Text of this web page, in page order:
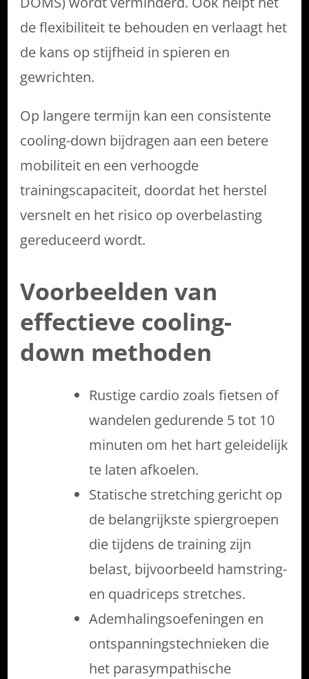
de flexibiliteit te behouden en verlaagt het
de kans op stijfheid in spieren en
gewrichten.
Op langere termijn kan een consistente
cooling-down bijdragen aan een betere
mobiliteit en een verhoogde
trainingscapaciteit, doordat het herstel
versnelt en het risico op overbelasting
gereduceerd wordt.
Voorbeelden van
effectieve cooling-
down methoden
Rustige cardio zoals fietsen of
wandelen gedurende 5 tot 10
minuten om het hart geleidelijk
te laten afkoelen.
Statische stretching gericht op
de belangrijkste spiergroepen
die tijdens de training zijn
belast, bijvoorbeeld hamstring-
en quadriceps stretches.
Ademhalingsoefeningen en
ontspanningstechnieken die
het parasympathische